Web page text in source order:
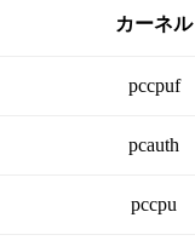
カーネル
pccpuf
pcauth
pccpu